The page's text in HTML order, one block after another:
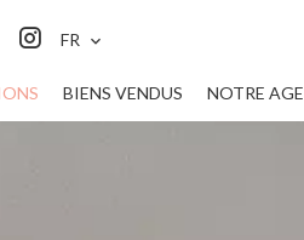
FR
BIENS VENDUS NOTRE